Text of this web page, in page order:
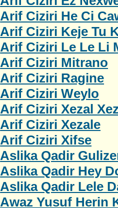
Arif Ciziri He Ci
Arif Ciziri Keje Tu
Arif Ciziri Le Le Li
Arif Ciziri Mitrano
Arif Ciziri Ragine
Arif Ciziri Weylo
Arif Ciziri Xezal
Arif Ciziri Xezale
Arif Ciziri Xifse
Aslika Qadir
Aslika Qadir Hey
Aslika Qadir Lele
Awaz Yusuf Herin